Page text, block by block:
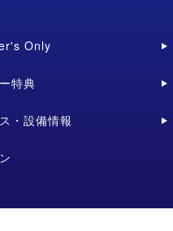
Only
特典
・設備情報